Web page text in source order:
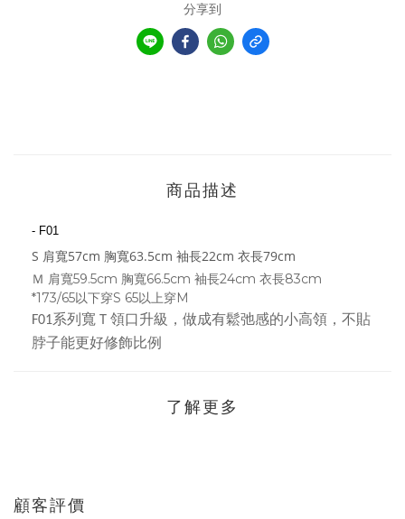
分享到
商品描述
- F01
S 肩寬57cm 胸寬63.5cm 袖長22cm 衣長79cm
Ｍ 肩寬59.5cm 胸寬66.5cm 袖長24cm 衣長83cm
*173/65以下穿S 65以上穿M
F01系列寬Ｔ領口升級，做成有鬆弛感的小高領，不貼
脖子能更好修飾比例
了解更多
顧客評價